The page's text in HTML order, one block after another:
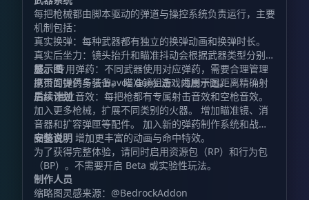
每把枪械都由脚本驱动的弹道与操控系统负责运行，主要
机制包括：
真实换弹：每种武器都有独立的换弹动画和换弹时长。
真实后坐力：镜头抬升和瞄准抖动会根据武器类型分别调
整。 专用弹药：不同武器使用对应弹药，需要合理管理
携带的弹药与装备。 瞄准镜狙击：适用于远距离精确射
击。 独立音效：每把枪都有专属射击音效和空枪音效。
展示图
原页面提供多张 Havoc Guns 游戏内展示图。
后续计划
加入更多枪械，扩展不同类别的火器。 增加瞄准镜、消
音器和扩容弹匣等配件。 加入新的弹药制作系统和战利
品整合。 增加更丰富的动画与命中特效。
安装说明
为了获得完整体验，请同时启用资源包（RP）和行为包
（BP）。不需要开启 Beta 或实验性玩法。
制作人员
缩略图灵感来源：@BedrockAddon